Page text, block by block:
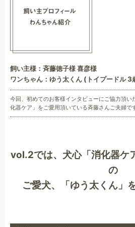
飼い主様：斉藤徳子様 喜彦様
ワンちゃん：ゆう太くん (トイプードル 3
今回、初めてのお客様インタビューにご協力頂い
化器ケア」をご愛用頂いている斉藤さんご夫婦で
vol.2では、犬心「消化器ケ
の
ご愛犬、「ゆう太くん」